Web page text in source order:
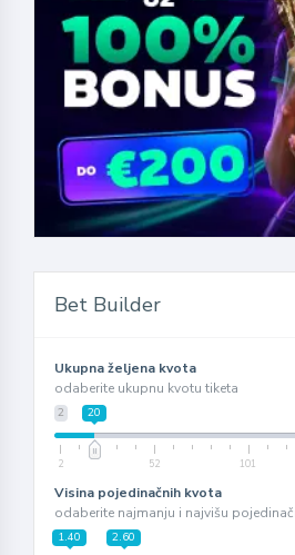
Bet Builder
Ukupna željena kvota
odaberite ukupnu kvotu tiketa
2 20
2 52 101
Visina pojedinačnih kvota
odaberite najmanju i najvišu
1.40 2.60